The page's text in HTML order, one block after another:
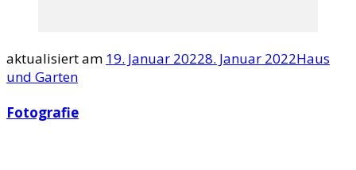
aktualisiert am 19. Januar 20228. Januar 2022Haus
und Garten
Fotografie